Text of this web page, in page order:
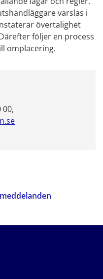
varslas i
övertalighet
följer en process
omplacering.
00,